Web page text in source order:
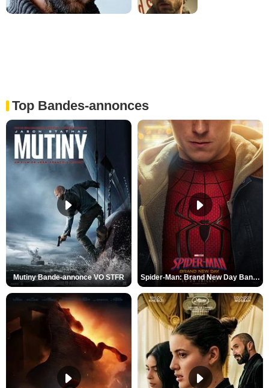
Top Bandes-annonces
Mutiny Bande-annonce VO STFR Spider-Man: Brand New Day Bande-annonce VO STFR